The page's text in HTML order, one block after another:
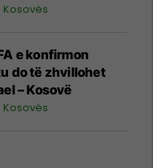
e konfirmon
do të zhvillohet
– Kosovë